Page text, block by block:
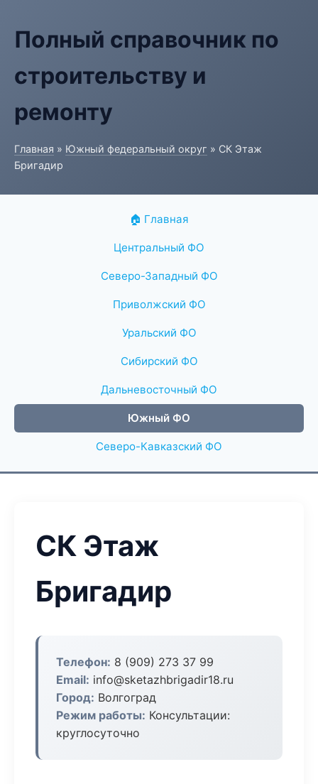
Полный справочник по
строительству и
ремонту
Главная » Южный федеральный округ » СК Этаж
Бригадир
🏠 Главная
Центральный ФО
Северо-Западный ФО
Приволжский ФО
Уральский ФО
Сибирский ФО
Дальневосточный ФО
Южный ФО
Северо-Кавказский ФО
СК Этаж
Бригадир
Телефон: 8 (909) 273 37 99
Email: info@sketazhbrigadir18.ru
Город: Волгоград
Режим работы: Консультации:
круглосуточно